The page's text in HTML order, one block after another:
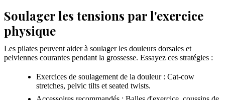
Soulager les tensions par l'exercice
physique
Les pilates peuvent aider à soulager les douleurs dorsales et
pelviennes courantes pendant la grossesse. Essayez ces stratégies :
Exercices de soulagement de la douleur : Cat-cow
stretches, pelvic tilts et seated twists.